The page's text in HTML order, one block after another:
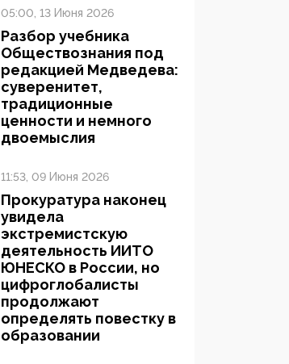
05:00, 13 Июня 2026
Разбор учебника
Обществознания под
редакцией Медведева:
суверенитет,
традиционные
ценности и немного
двоемыслия
11:53, 09 Июня 2026
Прокуратура наконец
увидела
экстремистскую
деятельность ИИТО
ЮНЕСКО в России, но
цифроглобалисты
продолжают
определять повестку в
образовании